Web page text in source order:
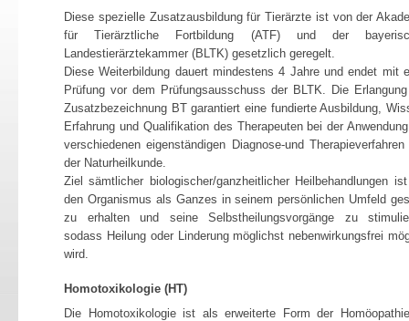
Diese spezielle Zusatzausbildung für Tierärzte ist von der
für Tierärztliche Fortbildung (ATF) und der
Landestierärztekammer (BLTK) gesetzlich geregelt.
Diese Weiterbildung dauert mindestens 4 Jahre und endet mit
Prüfung vor dem Prüfungsausschuss der BLTK. Die
Zusatzbezeichnung BT garantiert eine fundierte Ausbildung,
Erfahrung und Qualifikation des Therapeuten bei der
verschiedenen eigenständigen Diagnose-und Therapieverfahren
der Naturheilkunde.
Ziel sämtlicher biologischer/ganzheitlicher Heilbehandlungen
den Organismus als Ganzes in seinem persönlichen Umfeld
zu erhalten und seine Selbstheilungsvorgänge zu
sodass Heilung oder Linderung möglichst nebenwirkungsfrei
wird.
Homotoxikologie (HT)
Die Homotoxikologie ist als erweiterte Form der